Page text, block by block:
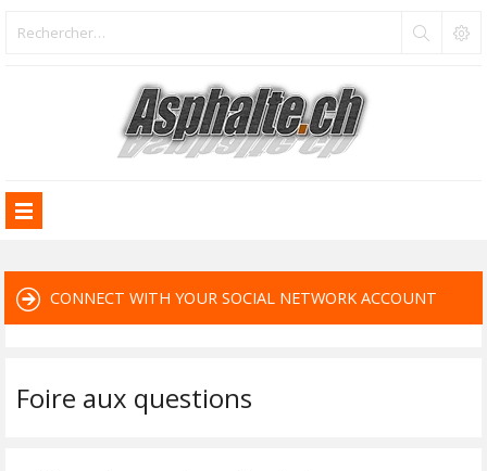
CONNECT WITH YOUR SOCIAL NETWORK ACCOUNT
Foire aux questions